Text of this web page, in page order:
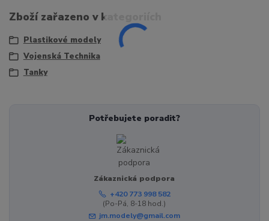
Zboží zařazeno v kategoriích
Plastikové modely
Vojenská Technika
Tanky
Potřebujete poradit?
Zákaznická podpora
+420 773 998 582
(Po-Pá, 8-18 hod.)
jm.modely@gmail.com